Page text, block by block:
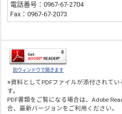
電話番号：0967-67-2704
Fax：0967-67-2073
別ウィンドウで開きます
※資料としてPDFファイルが添付されて
す。
PDF書類をご覧になる場合は、Adobe
合、最新バージョンをご利用ください。